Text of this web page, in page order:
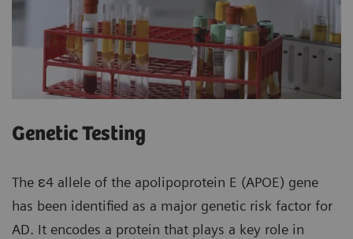
Genetic Testing
The ɛ4 allele of the apolipoprotein E (APOE) gene
has been identified as a major genetic risk factor for
AD. It encodes a protein that plays a key role in